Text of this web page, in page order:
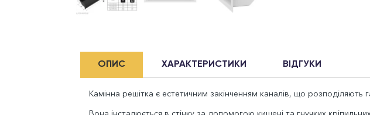
ОПИС ХАРАКТЕРИСТИКИ ВІДГУКИ
Камінна решітка є естетичним закінченням каналів, що розподіляють